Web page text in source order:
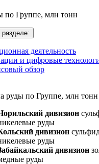
по Группе, млн тонн
деятельность
и цифровые
обзор
руды по Группе, млн тонн
дивизион
руды
дивизион
руды
дивизион
руды